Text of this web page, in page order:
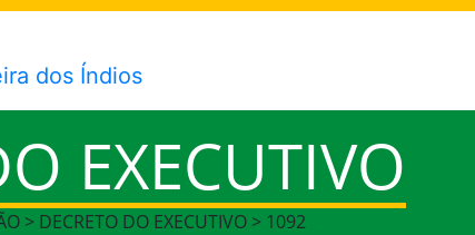
EXECUTIVO
> DECRETO DO EXECUTIVO > 1092